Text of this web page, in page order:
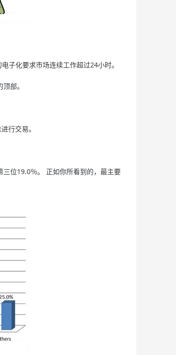
子化要求市场连续工作超过24小时。
部。
行交易。
位19.0％。 正如你所看到的，最主要